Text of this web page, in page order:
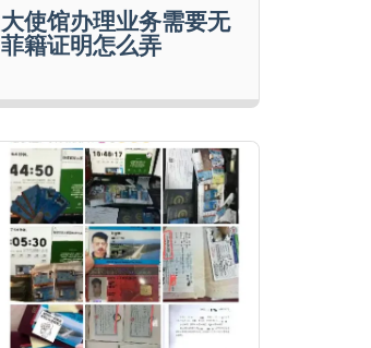
大使馆办理业务需要无
菲籍证明怎么弄